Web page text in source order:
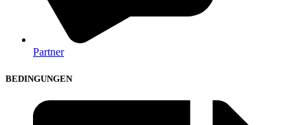
Partner
BEDINGUNGEN